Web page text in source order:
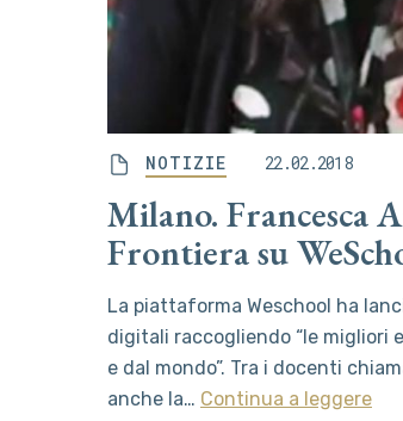
NOTIZIE 22.02.2018
Milano. Francesca
Frontiera su
La piattaforma Weschool ha
digitali raccogliendo “le migliori
e dal mondo”. Tra i docenti
anche la… Continua a leggere